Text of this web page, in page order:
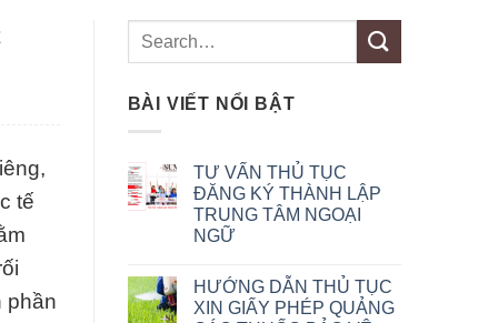
tế
phần
BÀI VIẾT NỔI BẬT
TƯ VẤN THỦ TỤC
ĐĂNG KÝ THÀNH LẬP
TRUNG TÂM NGOẠI
NGỮ
HƯỚNG DẪN THỦ TỤC
XIN GIẤY PHÉP QUẢNG